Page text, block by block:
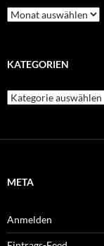
Archiv
KATEGORIEN
Kategorien
META
Anmelden